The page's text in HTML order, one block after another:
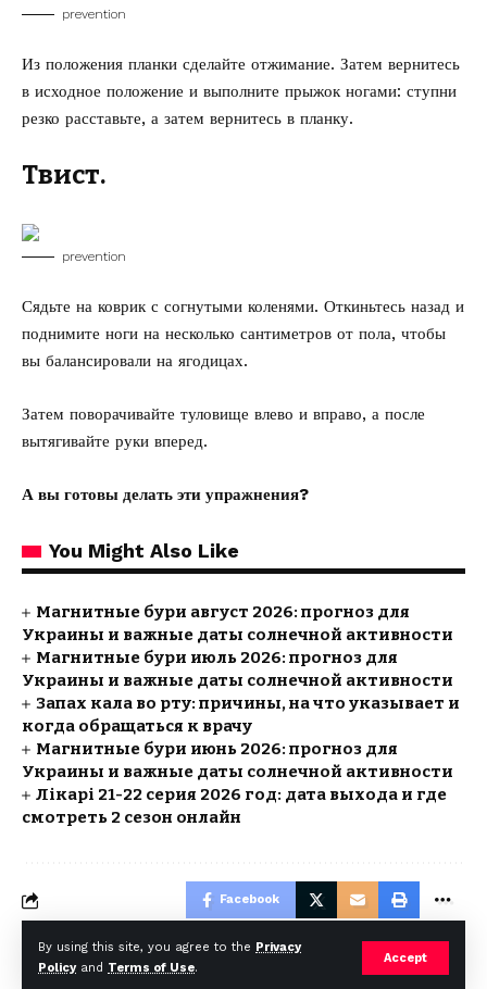
By using this site, you agree to the Privacy
Policyand Terms of Use.
Accept
prevention
Из положения планки сделайте отжимание. Затем вернитесь
в исходное положение и выполните прыжок ногами: ступни
резко расставьте, а затем вернитесь в планку.
Твист.
prevention
Сядьте на коврик с согнутыми коленями. Откиньтесь назад и
поднимите ноги на несколько сантиметров от пола, чтобы
вы балансировали на ягодицах.
Затем поворачивайте туловище влево и вправо, а после
вытягивайте руки вперед.
А вы готовы делать эти упражнения?
You Might Also Like
Магнитные бури август 2026: прогноз для
Украины и важные даты солнечной активности
Магнитные бури июль 2026: прогноз для
Украины и важные даты солнечной активности
Запах кала во рту: причины, на что указывает и
когда обращаться к врачу
Магнитные бури июнь 2026: прогноз для
Украины и важные даты солнечной активности
Лікарі 21-22 серия 2026 год: дата выхода и где
смотреть 2 сезон онлайн
Facebook
© Foxiz News Network. Ruby Design Company. All Rights Reserved.